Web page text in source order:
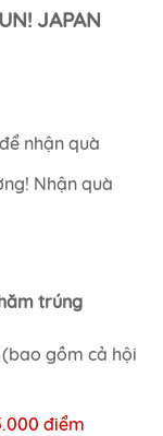
JAPAN
nhận quà
Nhận quà
trúng
(bao gồm cả hội
điểm